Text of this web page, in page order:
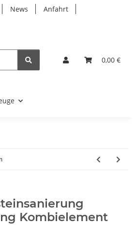
News
Anfahrt
0,00 €
Kombielement